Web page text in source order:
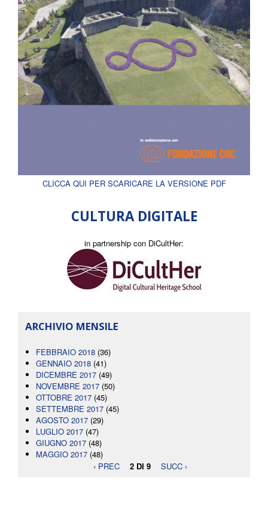
CLICCA QUI PER SCARICARE LA VERSIONE PDF
CULTURA DIGITALE
in partnership con DiCultHer:
ARCHIVIO MENSILE
FEBBRAIO 2018 (36)
GENNAIO 2018 (41)
DICEMBRE 2017 (49)
NOVEMBRE 2017 (50)
OTTOBRE 2017 (45)
SETTEMBRE 2017 (45)
AGOSTO 2017 (29)
LUGLIO 2017 (47)
GIUGNO 2017 (48)
MAGGIO 2017 (48)
‹ PREC
2 DI 9 SUCC ›